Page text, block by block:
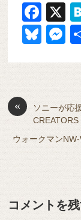
F
a
c
e
o
o
k
X
Bl
e
y
n
g
«
ソニーが応
ウォークマン
コメントを